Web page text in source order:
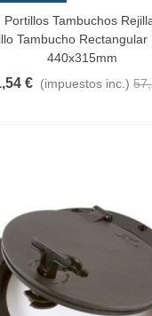
Al Carrito
Portillos Tambuchos
Tambucho Rectangular
440x315mm
€ (impuestos inc.)